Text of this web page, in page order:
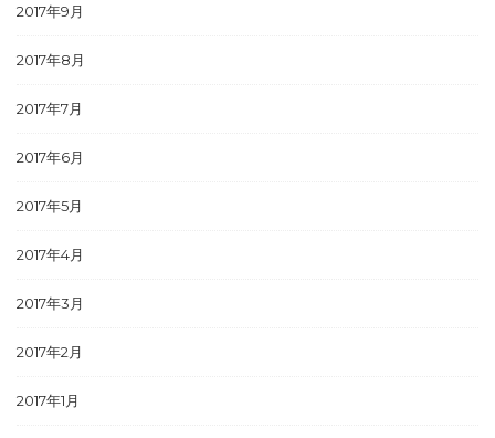
2017年9月
2017年8月
2017年7月
2017年6月
2017年5月
2017年4月
2017年3月
2017年2月
2017年1月